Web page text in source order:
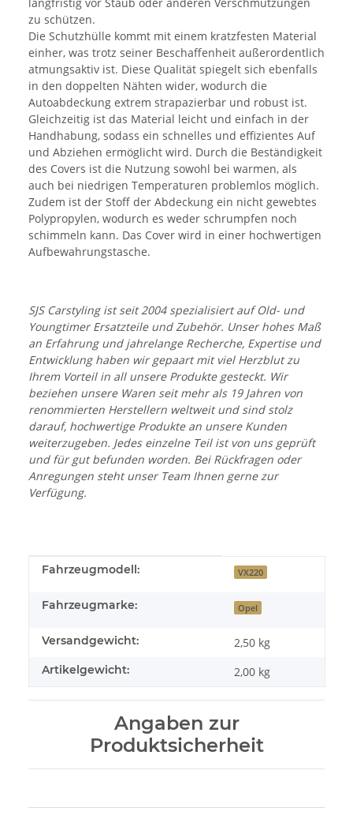
zu schützen.
Die Schutzhülle kommt mit einem kratzfesten Material
einher, was trotz seiner Beschaffenheit außerordentlich
atmungsaktiv ist. Diese Qualität spiegelt sich ebenfalls
in den doppelten Nähten wider, wodurch die
Autoabdeckung extrem strapazierbar und robust ist.
Gleichzeitig ist das Material leicht und einfach in der
Handhabung, sodass ein schnelles und effizientes Auf
und Abziehen ermöglicht wird. Durch die Beständigkeit
des Covers ist die Nutzung sowohl bei warmen, als
auch bei niedrigen Temperaturen problemlos möglich.
Zudem ist der Stoff der Abdeckung ein nicht gewebtes
Polypropylen, wodurch es weder schrumpfen noch
schimmeln kann. Das Cover wird in einer hochwertigen
Aufbewahrungstasche.
SJS Carstyling ist seit 2004 spezialisiert auf Old- und
Youngtimer Ersatzteile und Zubehör. Unser hohes Maß
an Erfahrung und jahrelange Recherche, Expertise und
Entwicklung haben wir gepaart mit viel Herzblut zu
Ihrem Vorteil in all unsere Produkte gesteckt. Wir
beziehen unsere Waren seit mehr als 19 Jahren von
renommierten Herstellern weltweit und sind stolz
darauf, hochwertige Produkte an unsere Kunden
weiterzugeben. Jedes einzelne Teil ist von uns geprüft
und für gut befunden worden. Bei Rückfragen oder
Anregungen steht unser Team Ihnen gerne zur
Verfügung.
Produkteigenschaft
Wert
Fahrzeugmodell: VX220
Fahrzeugmarke: Opel
Versandgewicht: 2,50 kg
Artikelgewicht: 2,00 kg
Angaben zur
Produktsicherheit